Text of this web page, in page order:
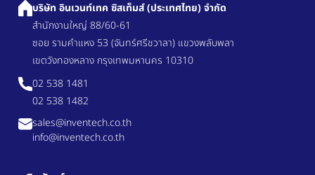
บริษัท อินเวนท์เทค ซิสเท็มส์ (ประเทศไทย) จำกัด
สำนักงานใหญ่ 88/60-61
ซอย รามคำแหง 53 (จันทร์ศรีชวาลา) แขวงพลับพลา
เขตวังทองหลาง กรุงเทพมหานคร 10310
02 538 1481
02 538 1482
sales@inventech.co.th
info@inventech.co.th